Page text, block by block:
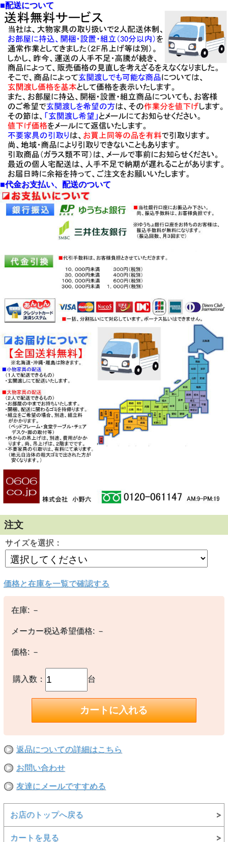
・他に、セミダブル・ダブルサイズ
があります。
・表面材は、節有オーク材オイル塗
装です。
・MADE IN CHINA
◆ご注意
・モニターにより、実物の色と異な
ることがあります。
・輸送上の関係で、商品は、組立式
になっております。
・基本配送は玄関先渡し配送になり
ます。
・送料無料（北海道・沖縄・離島除
く）でお届けします。
・会員登録で、さらにお買い得。
★お気軽に会員登録を！その後、商
品の問合せ。
・折り返し、会員価格をメールいた
します。
・少し面倒ですが、決して後悔させ
ません。
・人気商品に付き、時々在庫が切れ
ます。
・念のため在庫の問合せお勧めしま
す。
■配送について
■代金お支払い、配送のついて
注文
サイズを選択：
価格と在庫を一覧で確認する
在庫: －
メーカー税込希望価格:－
価格:－
購入数： 台
返品についての詳細はこちら
お問い合わせ
友達にメールですすめる
お店のトップへ戻る
カートを見る